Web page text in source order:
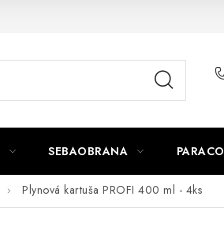
SEBAOBRANA
Plynová kartuša PROFI 400 ml - 4ks